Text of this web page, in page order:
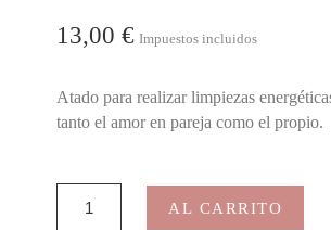
13,00 € Impuestos incluidos
Atado para realizar limpiezas
tanto el amor en pareja como el propio.
AL CARRITO